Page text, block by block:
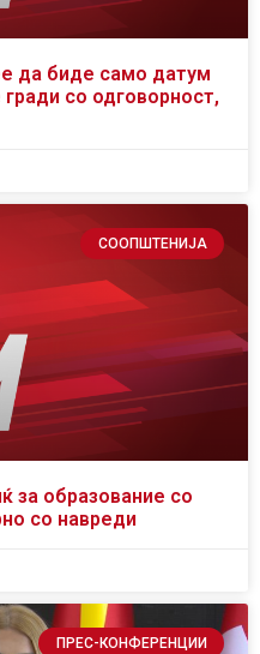
да биде само датум
со одговорност,
СООПШТЕНИЈА
за образование со
со навреди
ПРЕС-КОНФЕРЕНЦИИ